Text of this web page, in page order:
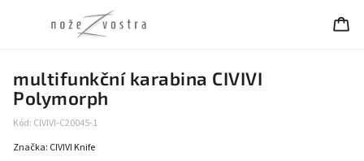
multifunkční karabina CIVIVI
Polymorph
Kód: CIVIVI-C20045-1
Značka: CIVIVI Knife